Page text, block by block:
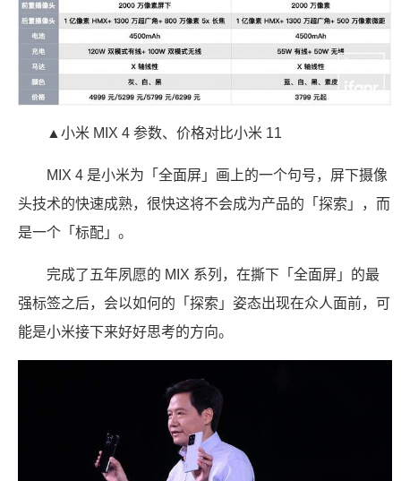
▲小米 MIX 4 参数、价格对比小米 11
MIX 4 是小米为「全面屏」画上的一个句号，屏下摄像
头技术的快速成熟，很快这将不会成为产品的「探索」，而
是一个「标配」。
完成了五年夙愿的 MIX 系列，在撕下「全面屏」的最
强标签之后，会以如何的「探索」姿态出现在众人面前，可
能是小米接下来好好思考的方向。